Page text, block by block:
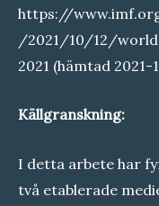
https://
/2021/10/12/
2021 (hämtad 2021-
Källgranskning:
I detta arbete har
två etablerade